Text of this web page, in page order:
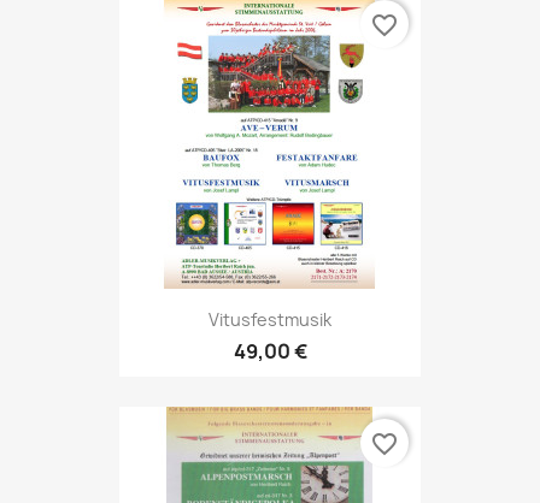
Vitusfestmusik
49,00 €
favorite_border
favorite_border